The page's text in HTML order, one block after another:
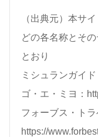
（出典元）本サ
どの各名称とそ
とおり
ミシュランガイ
ゴ・エ・ミヨ：
フォーブス・トラ
https://